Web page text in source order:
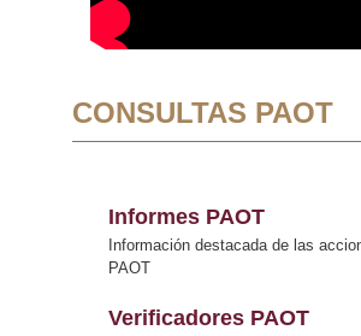
CONSULTAS PAOT
Informes PAOT
Información destacada de las
PAOT
Verificadores PAOT